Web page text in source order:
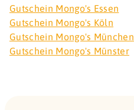
Gutschein Mongo's Essen
Gutschein Mongo's Köln
Gutschein Mongo's München
Gutschein Mongo's Münster